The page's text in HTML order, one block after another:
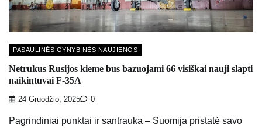
PASAULINĖS GYNYBINĖS NAUJIENOS
Netrukus Rusijos kieme bus bazuojami 66 visiškai nauji slapti
naikintuvai F-35A
24 Gruodžio, 2025 0
Pagrindiniai punktai ir santrauka – Suomija pristatė savo